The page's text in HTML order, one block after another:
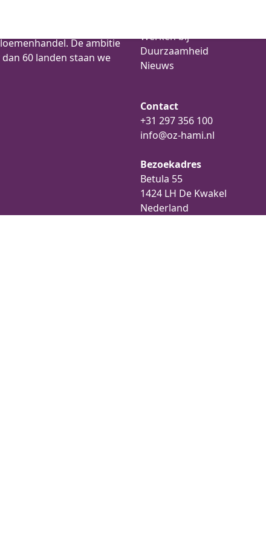
De ambitie
60 landen staan we
Werken bij
Duurzaamheid
Nieuws
Contact
+31 297 356 100
info@oz-hami.nl
Bezoekadres
Betula 55
1424 LH De Kwakel
Nederland